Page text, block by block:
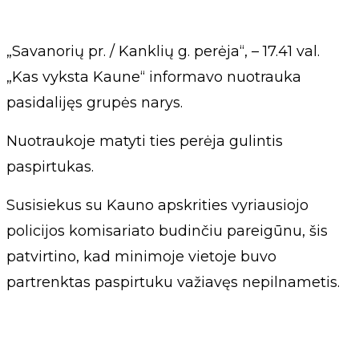
„Savanorių pr. / Kanklių g. perėja“, – 17.41 val.
„Kas vyksta Kaune“ informavo nuotrauka
pasidalijęs grupės narys.
Nuotraukoje matyti ties perėja gulintis
paspirtukas.
Susisiekus su Kauno apskrities vyriausiojo
policijos komisariato budinčiu pareigūnu, šis
patvirtino, kad minimoje vietoje buvo
partrenktas paspirtuku važiavęs nepilnametis.